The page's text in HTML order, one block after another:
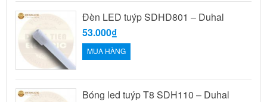
Đèn LED tuýp SDHD801 – Duhal
53.000₫
MUA HÀNG
Bóng led tuýp T8 SDH110 – Duhal